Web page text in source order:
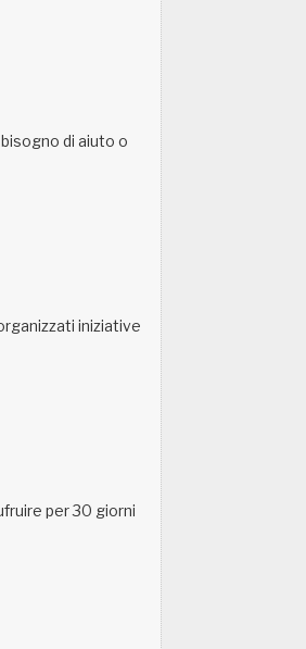
di aiuto o
iniziative
per 30 giorni